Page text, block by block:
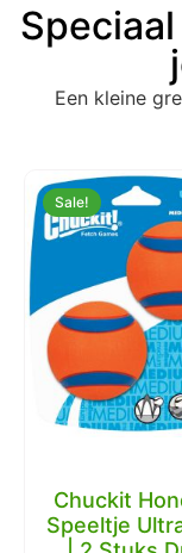
Een kleine
Sale!
Chuckit
Speeltje